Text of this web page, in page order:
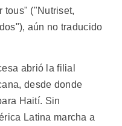
tous" ("Nutriset,
aún no traducido
abrió la filial
desde donde
Haití. Sin
Latina marcha a